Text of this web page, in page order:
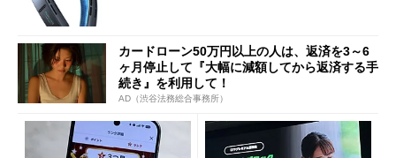
カードローン50万円以上の人は、返済を3～6
ヶ月停止して『大幅に減額してから返済する手
続き』を利用して！
AD（渋谷法務総合事務所）